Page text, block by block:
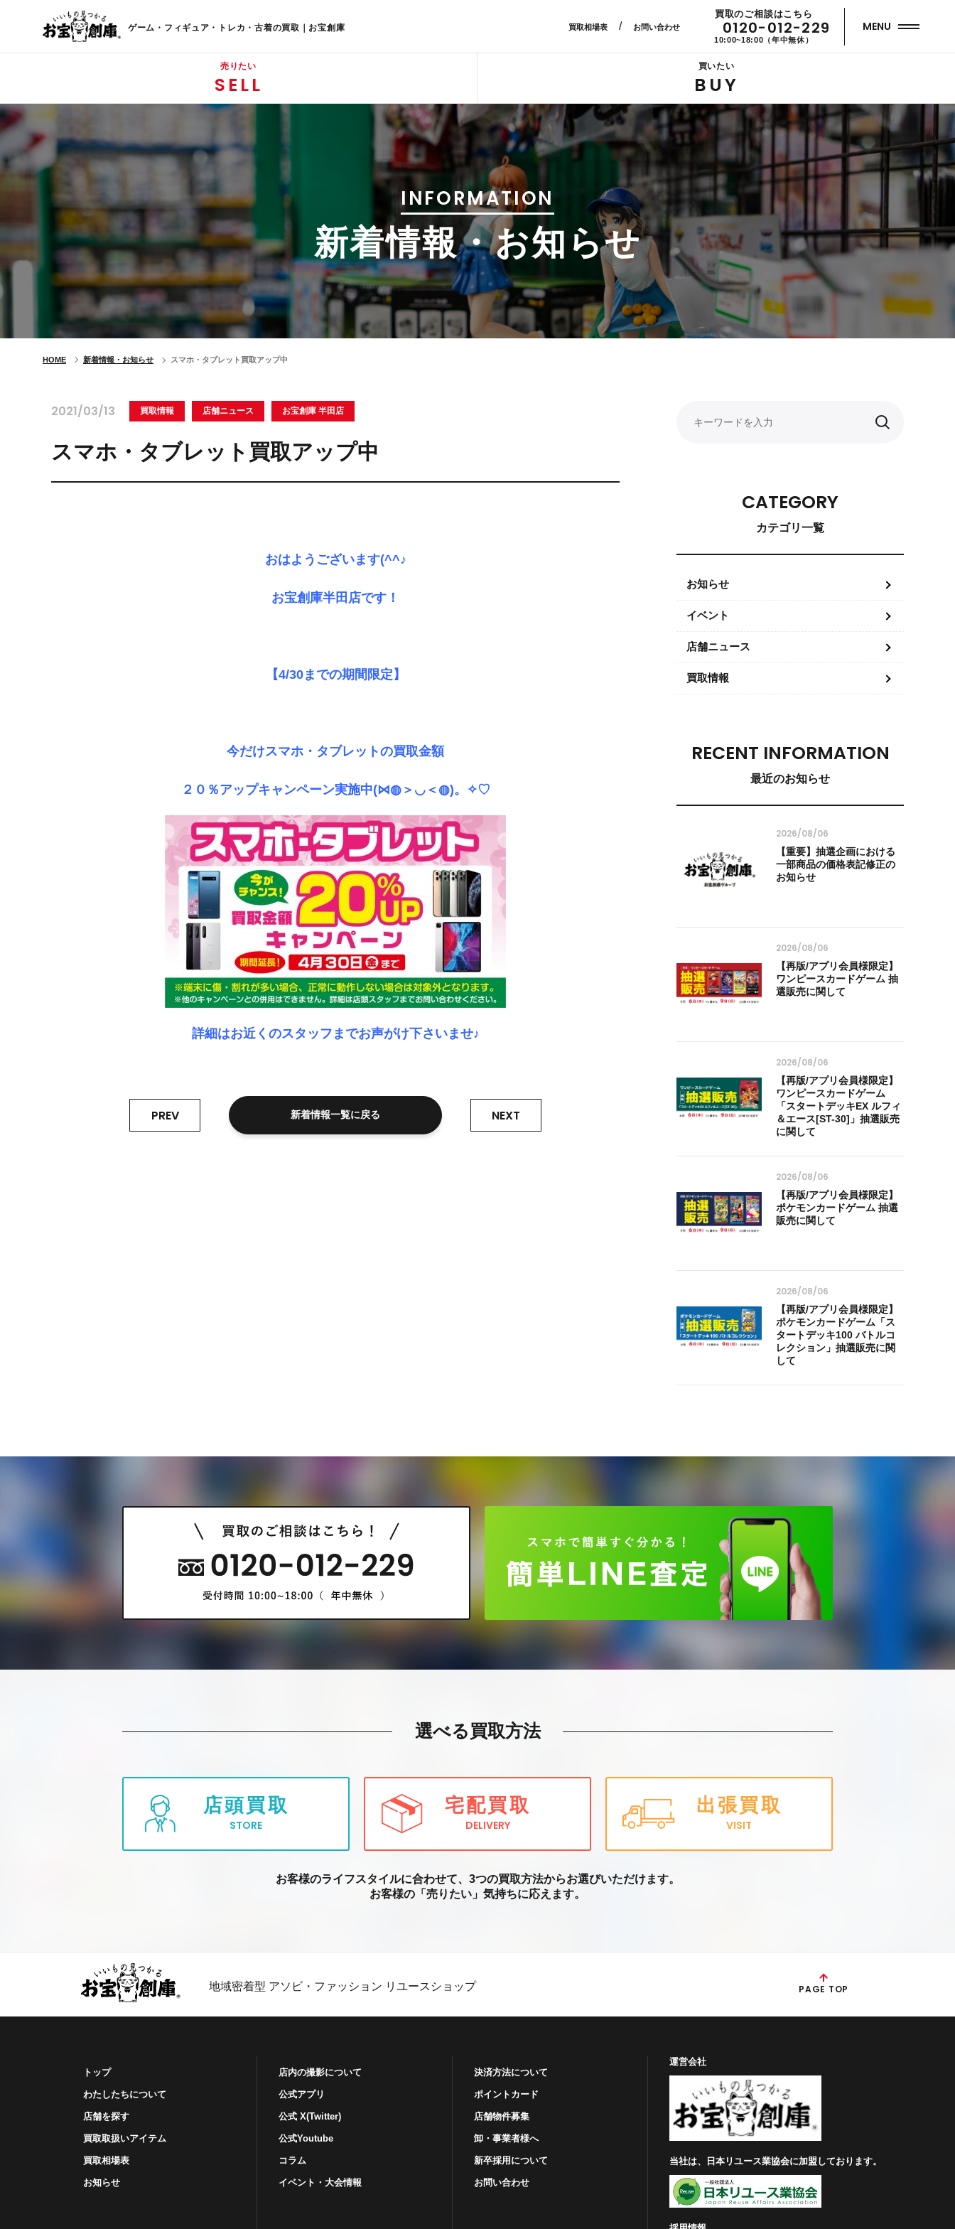
ゲーム・フィギュア・トレカ・古着の買取｜お宝創庫 買取相場表/ お問い合わせ
買取のご相談はこちら
0120-012-229
10:00~18:00（年中無休）
MENU
売りたい
SELL
買いたい
BUY
INFORMATION
新着情報・お知らせ
HOME 新着情報・お知らせ スマホ・タブレット買取アップ中
2021/03/13 買取情報 店舗ニュース お宝創庫 半田店
スマホ・タブレット買取アップ中
おはようございます(^^♪
お宝創庫半田店です！
【4/30までの期間限定】
今だけスマホ・タブレットの買取金額
２０％アップキャンペーン実施中(⋈◍＞◡＜◍)。✧♡
詳細はお近くのスタッフまでお声がけ下さいませ♪
PREV 新着情報一覧に戻る NEXT
CATEGORY
カテゴリ一覧
お知らせ
イベント
店舗ニュース
買取情報
RECENT INFORMATION
最近のお知らせ
2026/08/06
【重要】抽選企画における
一部商品の価格表記修正の
お知らせ
2026/08/06
【再版/アプリ会員様限定】
ワンピースカードゲーム 抽
選販売に関して
2026/08/06
【再版/アプリ会員様限定】
ワンピースカードゲーム
「スタートデッキEX ルフィ
＆エース[ST-30]」抽選販売
に関して
2026/08/06
【再版/アプリ会員様限定】
ポケモンカードゲーム 抽選
販売に関して
2026/08/06
【再版/アプリ会員様限定】
ポケモンカードゲーム「ス
タートデッキ100 バトルコ
レクション」抽選販売に関
して
選べる買取方法
店頭買取
STORE
宅配買取
DELIVERY
出張買取
VISIT
お客様のライフスタイルに合わせて、3つの買取方法からお選びいただけます。
お客様の「売りたい」気持ちに応えます。
地域密着型 アソビ・ファッション リユースショップ PAGE TOP
トップ
わたしたちについて
店舗を探す
買取取扱いアイテム
買取相場表
お知らせ
店内の撮影について
公式アプリ
公式 X(Twitter)
公式Youtube
コラム
イベント・⼤会情報
決済方法について
ポイントカード
店舗物件募集
卸・事業者様へ
新卒採用について
お問い合わせ
運営会社
当社は、日本リユース業協会に加盟しております。